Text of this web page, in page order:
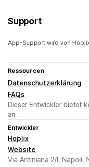
Support
App-Support wird von
Ressourcen
Datenschutzerklärung
FAQs
Dieser Entwickler bietet
an.
Entwickler
Hoplix
Website
Via Antiniana 2/I, Napoli,